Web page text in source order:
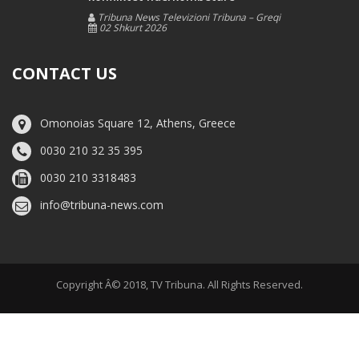
Tribuna News Televizioni Tribuna – Greqi
02 Shkurt 2026
CONTACT US
Omonoias Square 12, Athens, Greece
0030 210 32 35 395
0030 210 3318483
info@tribuna-news.com
Copyright Â© 2018, TV Tribuna. All Rights Reserved.